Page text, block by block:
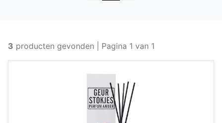
3 producten gevonden | Pagina 1 van 1